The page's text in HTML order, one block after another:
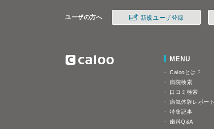
ユーザの方へ 新規ユーザ登録
MENU
Calooとは？
病院検索
口コミ検索
病気体験レポート
特集記事
歯科Q&A